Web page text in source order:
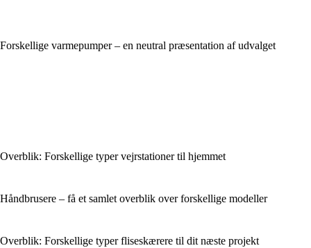
Forskellige varmepumper – en neutral præsentation af udvalget
Overblik: Forskellige typer vejrstationer til hjemmet
Håndbrusere – få et samlet overblik over forskellige modeller
Overblik: Forskellige typer fliseskærere til dit næste projekt